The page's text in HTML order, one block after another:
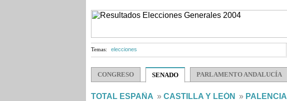
Temas: elecciones
CONGRESO SENADO PARLAMENTO ANDALUCÍA
TOTAL ESPAÑA » CASTILLA Y LEÓN » PALENCIA